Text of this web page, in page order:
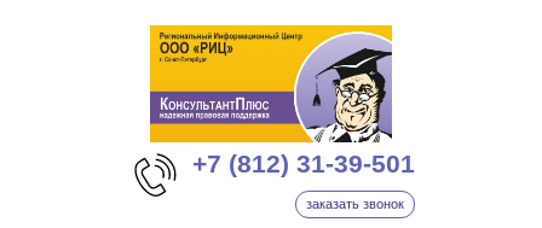
+7 (812) 31-39-501
заказать звонок